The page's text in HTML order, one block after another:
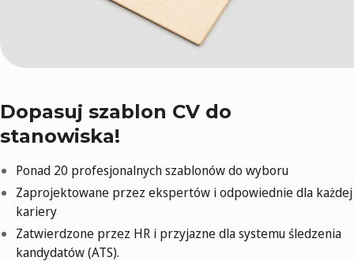
Dopasuj szablon CV do
stanowiska!
Ponad 20 profesjonalnych szablonów do wyboru
Zaprojektowane przez ekspertów i odpowiednie dla każdej
kariery
Zatwierdzone przez HR i przyjazne dla systemu śledzenia
kandydatów (ATS).